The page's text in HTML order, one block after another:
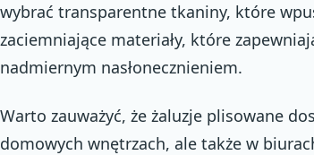
wybrać transparentne tkaniny, które
zaciemniające materiały, które
nadmiernym nasłonecznieniem.
Warto zauważyć, że żaluzje plisowane
domowych wnętrzach, ale także w